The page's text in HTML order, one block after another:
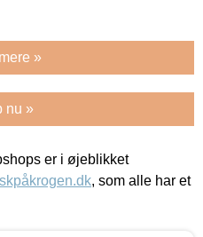
»
nu »
er i øjeblikket
, som alle har et